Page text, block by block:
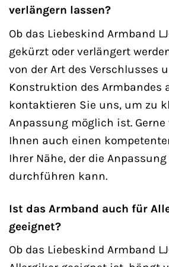
verlängern lassen?
Ob das Liebeskind Armband
gekürzt oder verlängert
von der Art des Verschlusses
Konstruktion des Armbandes
kontaktieren Sie uns, um zu
Anpassung möglich ist.
Ihnen auch einen
Ihrer Nähe, der die
durchführen kann.
Ist das Armband auch für
geeignet?
Ob das Liebeskind Armband